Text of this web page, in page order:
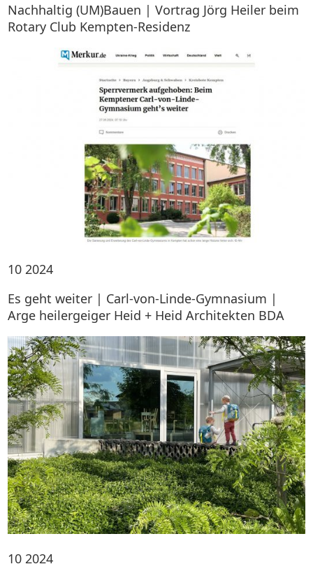
Nachhaltig (UM)Bauen | Vortrag Jörg Heiler beim
Rotary Club Kempten-Residenz
10 2024
Es geht weiter | Carl-von-Linde-Gymnasium |
Arge heilergeiger Heid + Heid Architekten BDA
10 2024